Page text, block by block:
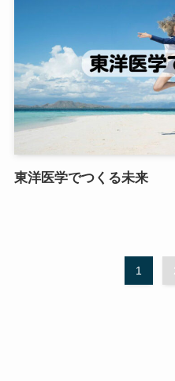
東洋医学でつくる未来
1